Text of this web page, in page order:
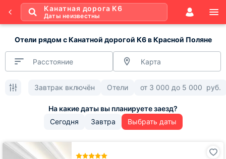
Канатная дорога К6
Даты неизвестны
Отели рядом с Канатной дорогой К6 в Красной Поляне
Расстояние Карта
Завтрак включён Отели от 3 000 до 5 000 руб.
Сегодня Завтра Выбрать даты
Гостиница
Корпоративный